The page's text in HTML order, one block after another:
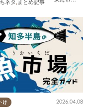
ネタ , まとめ記事
け 2026.04.08